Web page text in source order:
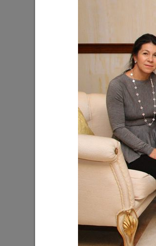
Ильсур Метшин посетил
персональную выставку Альфиза
Сабирова «Urman. Мифическая
Ильсур Метшин: «Эти светлые
праздники символизируют